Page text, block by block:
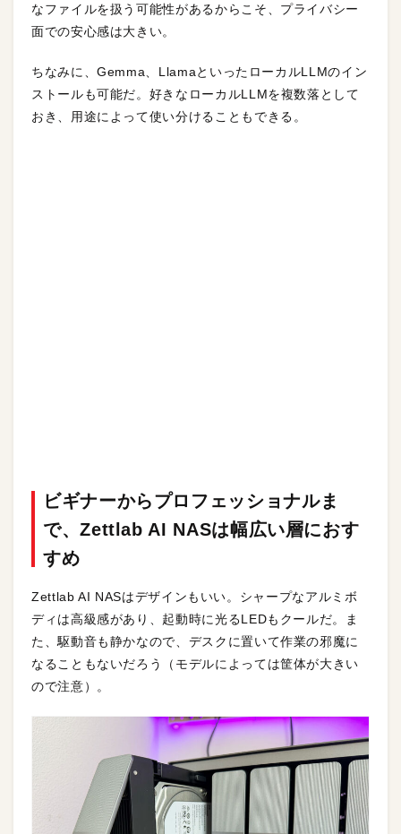
なファイルを扱う可能性があるからこそ、プライバシー
面での安心感は大きい。
ちなみに、Gemma、LlamaといったローカルLLMのイン
ストールも可能だ。好きなローカルLLMを複数落として
おき、用途によって使い分けることもできる。
ビギナーからプロフェッショナルま
で、Zettlab AI NASは幅広い層におす
すめ
Zettlab AI NASはデザインもいい。シャープなアルミボ
ディは高級感があり、起動時に光るLEDもクールだ。ま
た、駆動音も静かなので、デスクに置いて作業の邪魔に
なることもないだろう（モデルによっては筐体が大きい
ので注意）。